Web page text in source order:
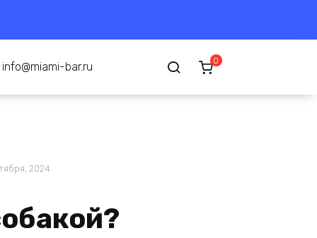
info@miami-bar.ru 0
2024